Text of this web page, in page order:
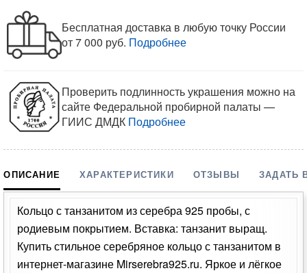
Бесплатная доставка в любую точку России
от 7 000 руб. Подробнее
Проверить подлинность украшения можно на
сайте Федеральной пробирной палаты —
ГИИС ДМДК Подробнее
ОПИСАНИЕ ХАРАКТЕРИСТИКИ ОТЗЫВЫ ЗАДАТЬ
Кольцо с танзанитом из серебра 925 пробы, с
родиевым покрытием. Вставка: танзанит выращ.
Купить стильное серебряное кольцо с танзанитом в
интернет-магазине Mirserebra925.ru. Яркое и лёгкое